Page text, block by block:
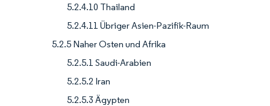
5.2.4.10 Thailand
5.2.4.11 Übriger Asien-Pazifik-Raum
5.2.5 Naher Osten und Afrika
5.2.5.1 Saudi-Arabien
5.2.5.2 Iran
5.2.5.3 Ägypten